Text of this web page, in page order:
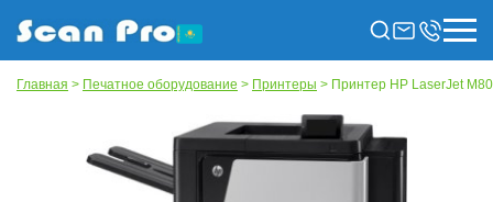
Главная > Печатное оборудование > Принтеры > Принтер HP LaserJet